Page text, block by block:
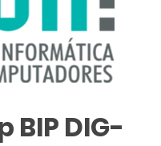
BIP DIG-